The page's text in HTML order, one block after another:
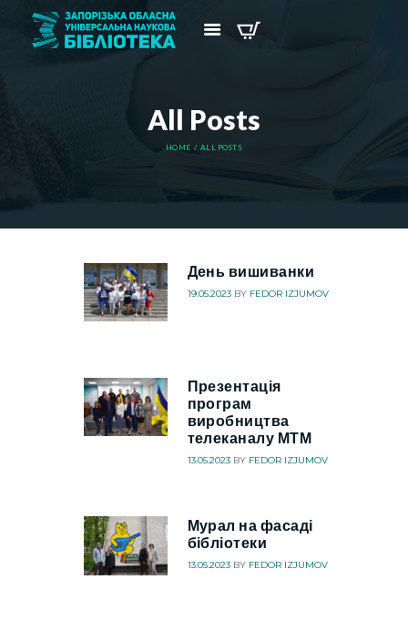
All Posts
HOME ALL POSTS
День вишиванки
19.05.2023 BY FEDOR IZJUMOV
Презентація
програм
виробництва
телеканалу МТМ
13.05.2023 BY FEDOR IZJUMOV
Мурал на фасаді
бібліотеки
13.05.2023 BY FEDOR IZJUMOV